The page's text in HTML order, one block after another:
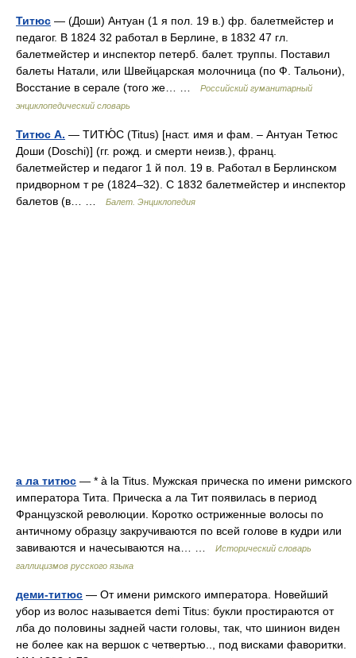
Титюс — (Доши) Антуан (1 я пол. 19 в.) фр. балетмейстер и
педагог. В 1824 32 работал в Берлине, в 1832 47 гл.
балетмейстер и инспектор петерб. балет. труппы. Поставил
балеты Натали, или Швейцарская молочница (по Ф. Тальони),
Восстание в серале (того же… …
Российский гуманитарный
энциклопедический словарь
Титюс А. — ТИТЮ́С (Titus) [наст. имя и фам. – Антуан Тетюс
Доши (Doschi)] (гг. рожд. и смерти неизв.), франц.
балетмейстер и педагог 1 й пол. 19 в. Работал в Берлинском
придворном т ре (1824–32). С 1832 балетмейстер и инспектор
балетов (в… …
Балет. Энциклопедия
а ла титюс — * à la Titus. Мужская прическа по имени римского
императора Тита. Прическа а ла Тит появилась в период
Французской революции. Коротко остриженные волосы по
античному образцу закручиваются по всей голове в кудри или
завиваются и начесываются на… …
Исторический словарь
галлицизмов русского языка
деми-титюс — От имени римского императора. Новейший
убор из волос называется demi Titus: букли простираются от
лба до половины задней части головы, так, что шинион виден
не более как на вершок с четвертью.., под висками фаворитки.